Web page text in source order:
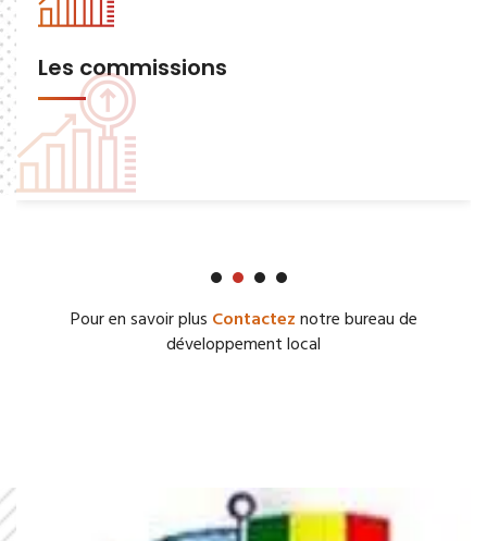
Les commissions
Pour en savoir plus Contacteznotre bureau de
développement local